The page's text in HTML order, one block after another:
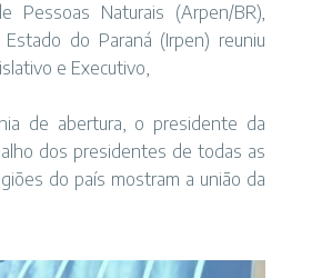
Pessoas Naturais (Arpen/BR),
do Paraná (Irpen) reuniu
e Executivo,
de abertura, o presidente da
dos presidentes de todas as
do paí­s mostram a união da